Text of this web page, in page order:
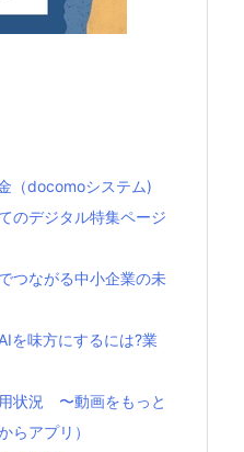
（docomoシステム)
のデジタル特集ページ
つながる中小企業の未
を味方にするには?業
状況 〜動画をもっと
らアプリ）